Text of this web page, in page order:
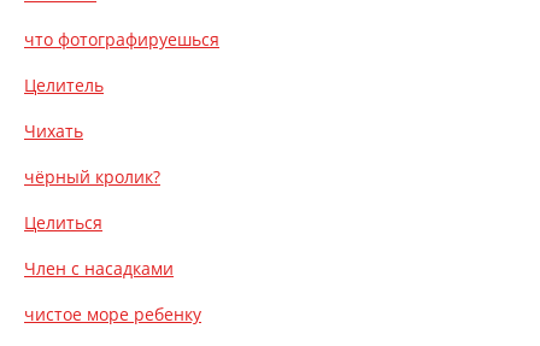
что фотографируешься
Целитель
Чихать
чёрный кролик?
Целиться
Член с насадками
чистое море ребенку